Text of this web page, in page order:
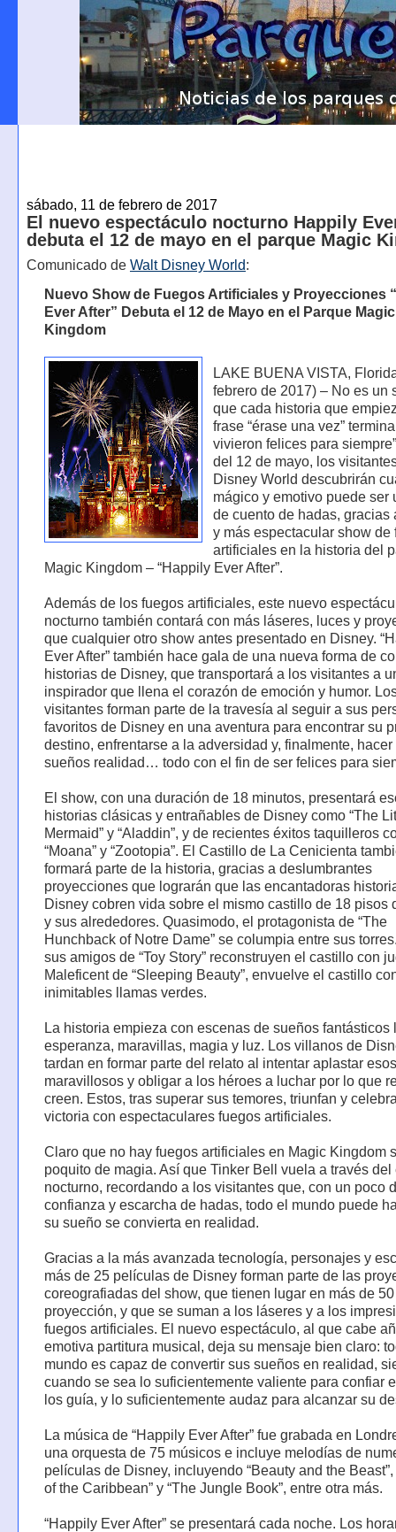
sábado, 11 de febrero de 2017
El nuevo espectáculo nocturno Happily
debuta el 12 de mayo en el parque Magic
Comunicado de Walt Disney World:
Nuevo Show de Fuegos Artificiales y Proyecciones
Ever After” Debuta el 12 de Mayo en el Parque Magic
Kingdom
LAKE BUENA VISTA,
febrero de 2017) – No es un
que cada historia que
frase “érase una vez”
vivieron felices para
del 12 de mayo, los
Disney World descubrirán
mágico y emotivo puede ser
de cuento de hadas, gracias
y más espectacular show de
artificiales en la historia del
Magic Kingdom – “Happily Ever After”.
Además de los fuegos artificiales, este nuevo
nocturno también contará con más láseres, luces y
que cualquier otro show antes presentado en Disney.
Ever After” también hace gala de una nueva forma de
historias de Disney, que transportará a los visitantes a
inspirador que llena el corazón de emoción y humor.
visitantes forman parte de la travesía al seguir a sus
favoritos de Disney en una aventura para encontrar su
destino, enfrentarse a la adversidad y, finalmente, hacer
sueños realidad… todo con el fin de ser felices para
El show, con una duración de 18 minutos, presentará
historias clásicas y entrañables de Disney como “The
Mermaid” y “Aladdin”, y de recientes éxitos taquilleros
“Moana” y “Zootopia”. El Castillo de La Cenicienta
formará parte de la historia, gracias a deslumbrantes
proyecciones que lograrán que las encantadoras
Disney cobren vida sobre el mismo castillo de 18 pisos
y sus alrededores. Quasimodo, el protagonista de “The
Hunchback of Notre Dame” se columpia entre sus
sus amigos de “Toy Story” reconstruyen el castillo con
Maleficent de “Sleeping Beauty”, envuelve el castillo
inimitables llamas verdes.
La historia empieza con escenas de sueños fantásticos
esperanza, maravillas, magia y luz. Los villanos de
tardan en formar parte del relato al intentar aplastar
maravillosos y obligar a los héroes a luchar por lo que
creen. Estos, tras superar sus temores, triunfan y
victoria con espectaculares fuegos artificiales.
Claro que no hay fuegos artificiales en Magic Kingdom
poquito de magia. Así que Tinker Bell vuela a través del
nocturno, recordando a los visitantes que, con un poco
confianza y escarcha de hadas, todo el mundo puede
su sueño se convierta en realidad.
Gracias a la más avanzada tecnología, personajes y
más de 25 películas de Disney forman parte de las
coreografiadas del show, que tienen lugar en más de
proyección, y que se suman a los láseres y a los
fuegos artificiales. El nuevo espectáculo, al que cabe
emotiva partitura musical, deja su mensaje bien claro:
mundo es capaz de convertir sus sueños en realidad,
cuando se sea lo suficientemente valiente para confiar
los guía, y lo suficientemente audaz para alcanzar su
La música de “Happily Ever After” fue grabada en
una orquesta de 75 músicos e incluye melodías de
películas de Disney, incluyendo “Beauty and the Beast”,
of the Caribbean” y “The Jungle Book”, entre otra más.
“Happily Ever After” se presentará cada noche. Los